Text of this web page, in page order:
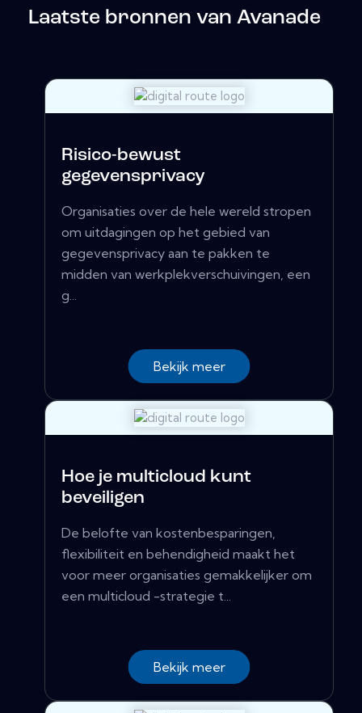
Laatste bronnen van Avanade
Risico-bewust
gegevensprivacy
Organisaties over de hele wereld stropen
om uitdagingen op het gebied van
gegevensprivacy aan te pakken te
midden van werkplekverschuivingen, een
g...
Bekijk meer
Hoe je multicloud kunt
beveiligen
De belofte van kostenbesparingen,
flexibiliteit en behendigheid maakt het
voor meer organisaties gemakkelijker om
een ​​multicloud -strategie t...
Bekijk meer